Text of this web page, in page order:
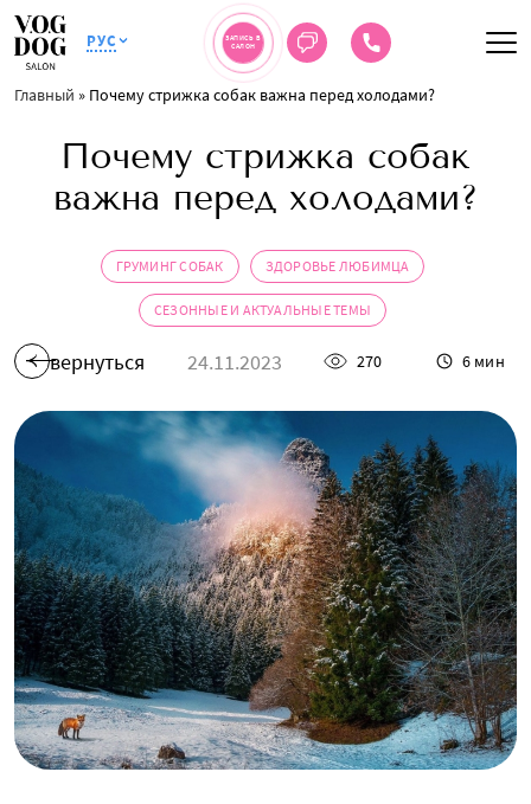
РУС
ЗАПИСЬ В
САЛОН
Главный » Почему стрижка собак важна перед холодами?
Почему стрижка собак
важна перед холодами?
ГРУМИНГ СОБАК ЗДОРОВЬЕ ЛЮБИМЦА
СЕЗОННЫЕ И АКТУАЛЬНЫЕ ТЕМЫ
вернуться 24.11.2023 270 6 мин